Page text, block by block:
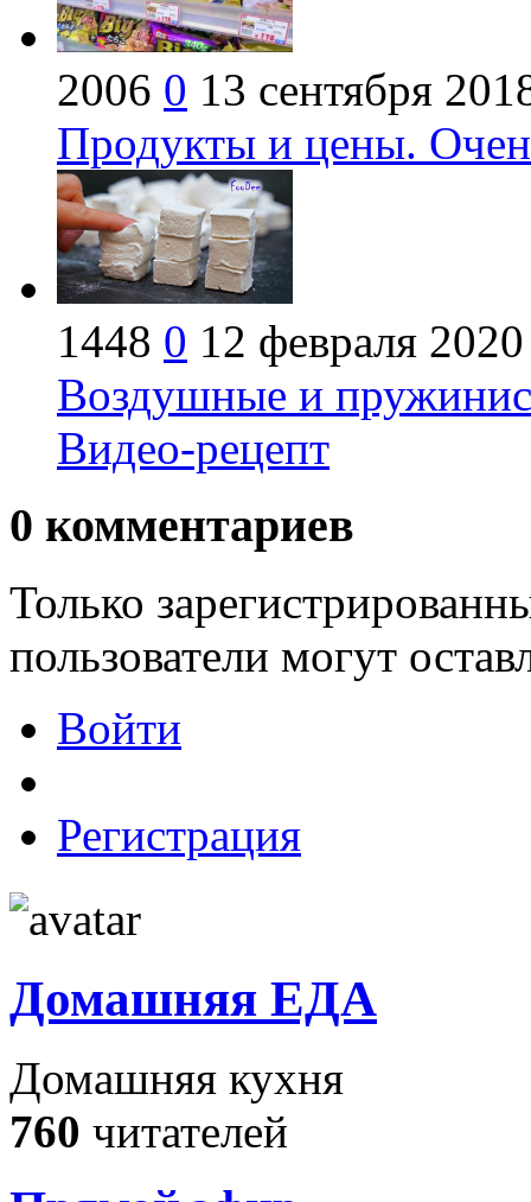
2006 0 13 сентября
Продукты и цены.
1448 0 12 февраля 2020
Воздушные и
Видео-рецепт
0 комментариев
Только
пользователи могут
Войти
Регистрация
Домашняя ЕДА
Домашняя кухня
760 читателей